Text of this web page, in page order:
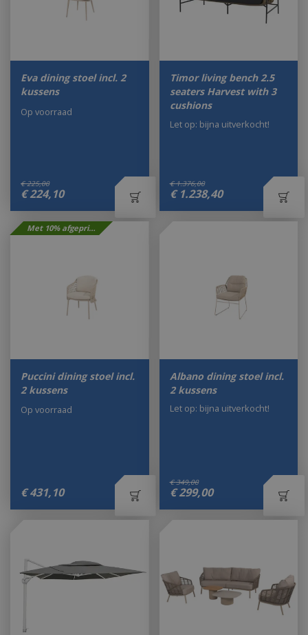
Eva dining stoel incl. 2
kussens
€ 225,00
€224,10
Op voorraad
Timor living bench 2.5
seaters Harvest with 3
cushions
€ 1.376,00
€ 1.238,40
Let op: bijna uitverkocht!
Met 10% afgeprijsd
Puccini dining stoel incl.
2 kussens
€ 431,10
Op voorraad
Albano dining stoel incl.
2 kussens
€ 349,00
€ 299,00
Let op: bijna uitverkocht!